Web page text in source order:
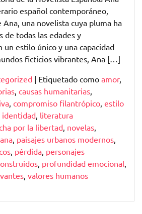
español contemporáneo,
una novelista cuya pluma ha
de todas las edades y
un estilo único y una capacidad
ficticios vibrantes, Ana […]
| Etiquetado como amor,
, causas humanitarias,
, compromiso filantrópico, estilo
identidad, literatura
por la libertad, novelas,
, paisajes urbanos modernos,
, pérdida, personajes
, profundidad emocional,
, valores humanos